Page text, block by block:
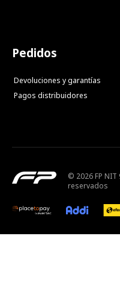
Pedidos
Devoluciones y garantías
Pagos distribuidores
© 2026 FP
reservados